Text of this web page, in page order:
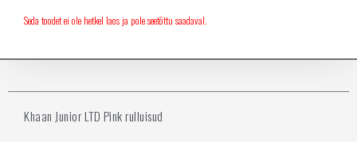
Seda toodet ei ole hetkel laos ja pole seetõttu saadaval.
Khaan Junior LTD Pink rulluisud